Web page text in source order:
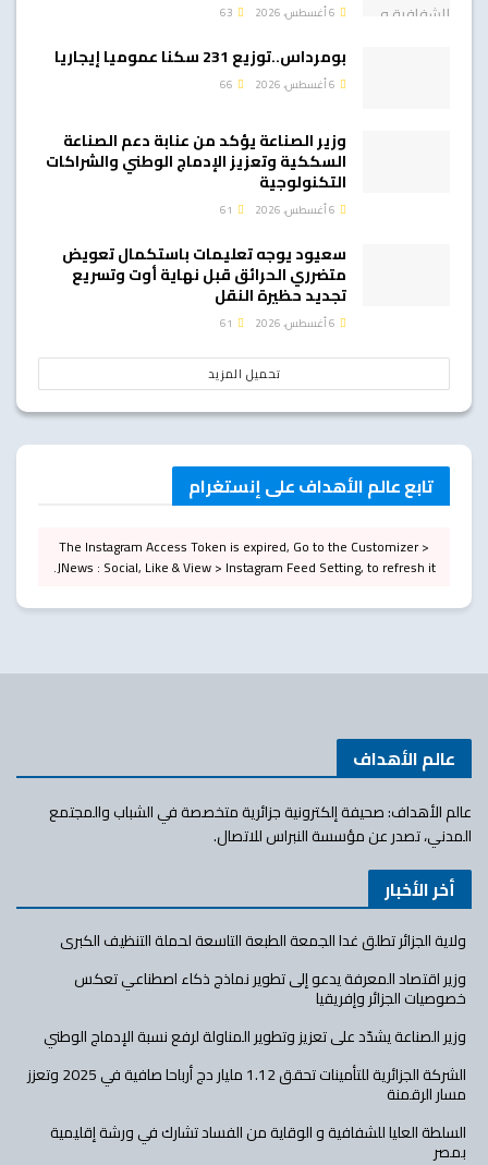
بومرداس..توزيع 231 سكنا عموميا إيجاريا
وزير الصناعة يؤكد من عنابة دعم الصناعة
السككية وتعزيز الإدماج الوطني والشراكات
التكنولوجية
سعيود يوجه تعليمات باستكمال تعويض
متضرري الحرائق قبل نهاية أوت وتسريع
تجديد حظيرة النقل
تحميل المزيد
تابع عالم الأهداف على إنستغرام
The Instagram Access Token is expired, Go to the Customizer >
JNews : Social, Like & View > Instagram Feed Setting, to refresh it.
عالم الأهداف
عالم الأهداف: صحيفة إلكترونية جزائرية متخصصة في الشباب والمجتمع
المدني، تصدر عن مؤسسة النبراس للاتصال.
أخر الأخبار
ولاية الجزائر تطلق غدا الجمعة الطبعة التاسعة لحملة التنظيف الكبرى
وزير اقتصاد المعرفة يدعو إلى تطوير نماذج ذكاء اصطناعي تعكس
خصوصيات الجزائر وإفريقيا
وزير الصناعة يشدّد على تعزيز وتطوير المناولة لرفع نسبة الإدماج الوطني
الشركة الجزائرية للتأمينات تحقق 1.12 مليار دج أرباحا صافية في 2025 وتعزز
مسار الرقمنة
السلطة العليا للشفافية و الوقاية من الفساد تشارك في ورشة إقليمية
بمصر